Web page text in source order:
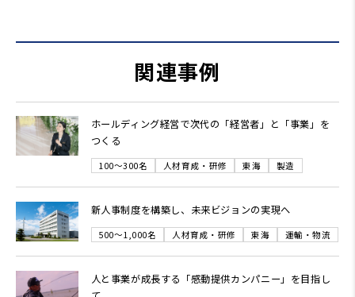
関連事例
ホールディング経営で次代の「経営者」と「事業」を
つくる
100～300名 人材育成・研修 東海 製造
新人事制度を構築し、未来ビジョンの実現へ
500～1,000名 人材育成・研修 東海 運輸・物流
人と事業が成長する「感動提供カンパニー」を目指し